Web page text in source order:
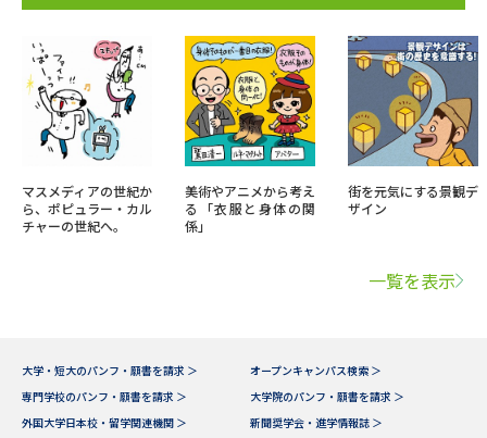
マスメディアの世紀か
ら、ポピュラー・カル
チャーの世紀へ。
美術やアニメから考え
る「衣服と身体の関
係」
街を元気にする景観デ
ザイン
一覧を表示
大学・短大のパンフ・願書を請求 ＞
オープンキャンパス検索 ＞
専門学校のパンフ・願書を請求 ＞
大学院のパンフ・願書を請求 ＞
外国大学日本校・留学関連機関 ＞
新聞奨学会・進学情報誌 ＞